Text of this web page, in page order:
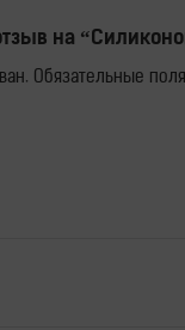
на
Обязательные